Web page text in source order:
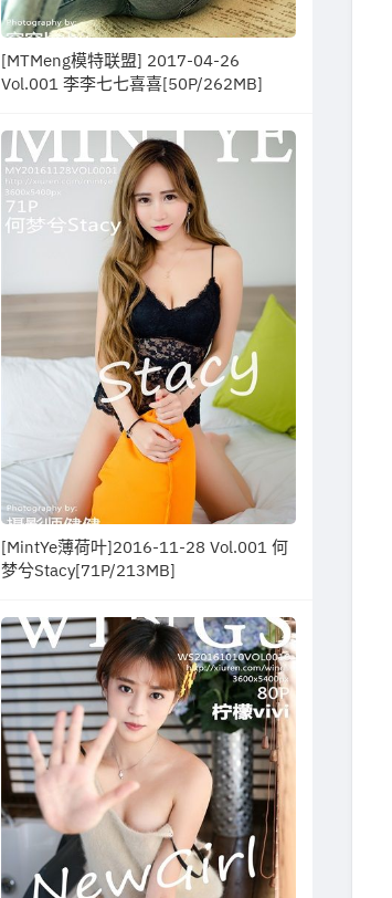
[MTMeng模特联盟] 2017-04-26
Vol.001 李李七七喜喜[50P/262MB]
[MintYe薄荷叶]2016-11-28 Vol.001 何
梦兮Stacy[71P/213MB]